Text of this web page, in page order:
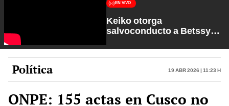
EN VIVO
Keiko otorga
salvoconducto a Betssy
Petroperú | Sin Guion con
Rosa María Palacios
Política 19 Abr 2026 | 11:23 h
ONPE: 155 actas en Cusco no